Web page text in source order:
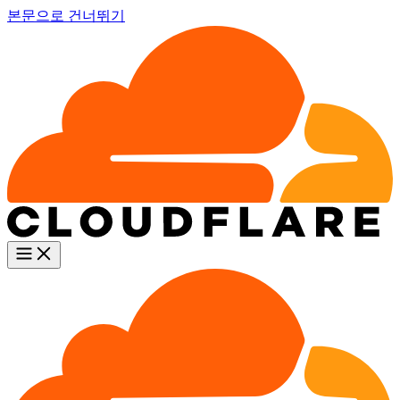
본문으로 건너뛰기